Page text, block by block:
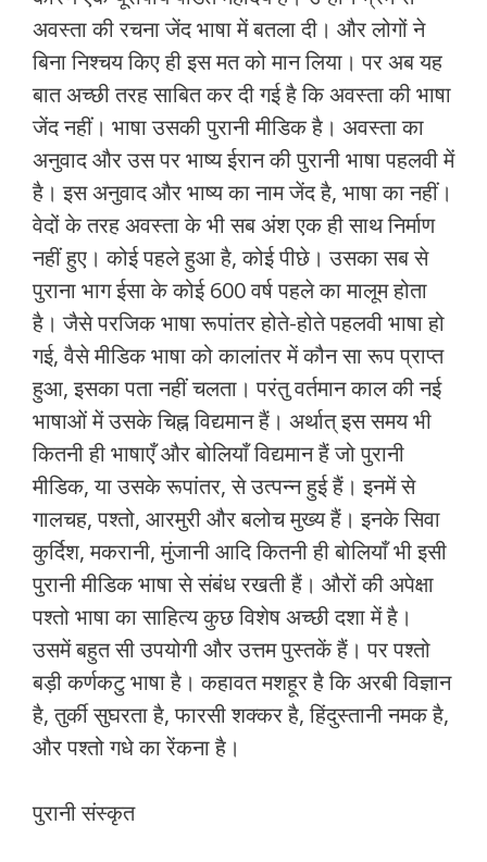
अवस्‍ता की रचना जेंद भाषा में बतला दी। और लोगों ने
बिना निश्‍चय किए ही इस मत को मान लिया। पर अब यह
बात अच्‍छी तरह साबित कर दी गई है कि अवस्‍ता की भाषा
जेंद नहीं। भाषा उसकी पुरानी मीडिक है। अवस्‍ता का
अनुवाद और उस पर भाष्‍य ईरान की पुरानी भाषा पहलवी में
है। इस अनुवाद और भाष्‍य का नाम जेंद है, भाषा का नहीं।
वेदों के तरह अवस्‍ता के भी सब अंश एक ही साथ निर्माण
नहीं हुए। कोई पहले हुआ है, कोई पीछे। उसका सब से
पुराना भाग ईसा के कोई 600 वर्ष पहले का मालूम होता
है। जैसे परजिक भाषा रूपांतर होते-होते पहलवी भाषा हो
गई, वैसे मीडिक भाषा को कालांतर में कौन सा रूप प्राप्‍त
हुआ, इसका पता नहीं चलता। परंतु वर्तमान काल की नई
भाषाओं में उसके चिह्न विद्यमान हैं। अर्थात् इस समय भी
कितनी ही भाषाएँ और बोलियाँ विद्यमान हैं जो पुरानी
मीडिक, या उसके रूपांतर, से उत्‍पन्‍न हुई हैं। इनमें से
गालचह, पश्‍तो, आरमुरी और बलोच मुख्‍य हैं। इनके सिवा
कुर्दिश, मकरानी, मुंजानी आदि कितनी ही बोलियाँ भी इसी
पुरानी मीडिक भाषा से संबंध रखती हैं। औरों की अपेक्षा
पश्‍तो भाषा का साहित्‍य कुछ विशेष अच्‍छी दशा में है।
उसमें बहुत सी उपयोगी और उत्तम पुस्‍तकें हैं। पर पश्‍तो
बड़ी कर्णकटु भाषा है। कहावत मशहूर है कि अरबी विज्ञान
है, तुर्की सुघरता है, फारसी शक्‍कर है, हिंदुस्‍तानी नमक है,
और पश्‍तो गधे का रेंकना है।
पुरानी संस्‍कृत